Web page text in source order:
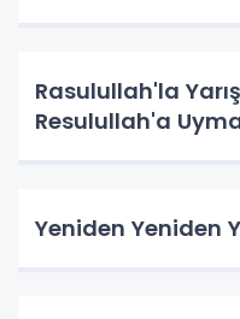
Rasulullah'la
Resulullah'a
Yeniden Yeniden